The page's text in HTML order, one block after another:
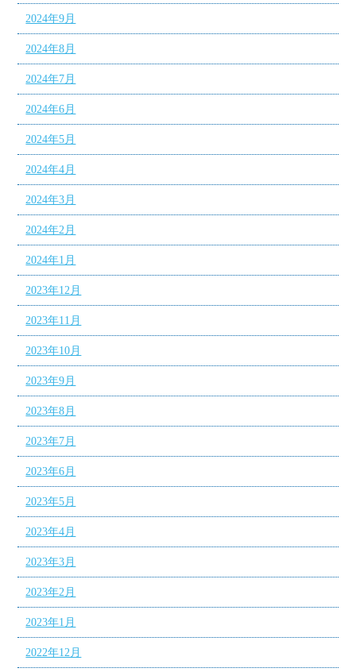
2024年9月
2024年8月
2024年7月
2024年6月
2024年5月
2024年4月
2024年3月
2024年2月
2024年1月
2023年12月
2023年11月
2023年10月
2023年9月
2023年8月
2023年7月
2023年6月
2023年5月
2023年4月
2023年3月
2023年2月
2023年1月
2022年12月